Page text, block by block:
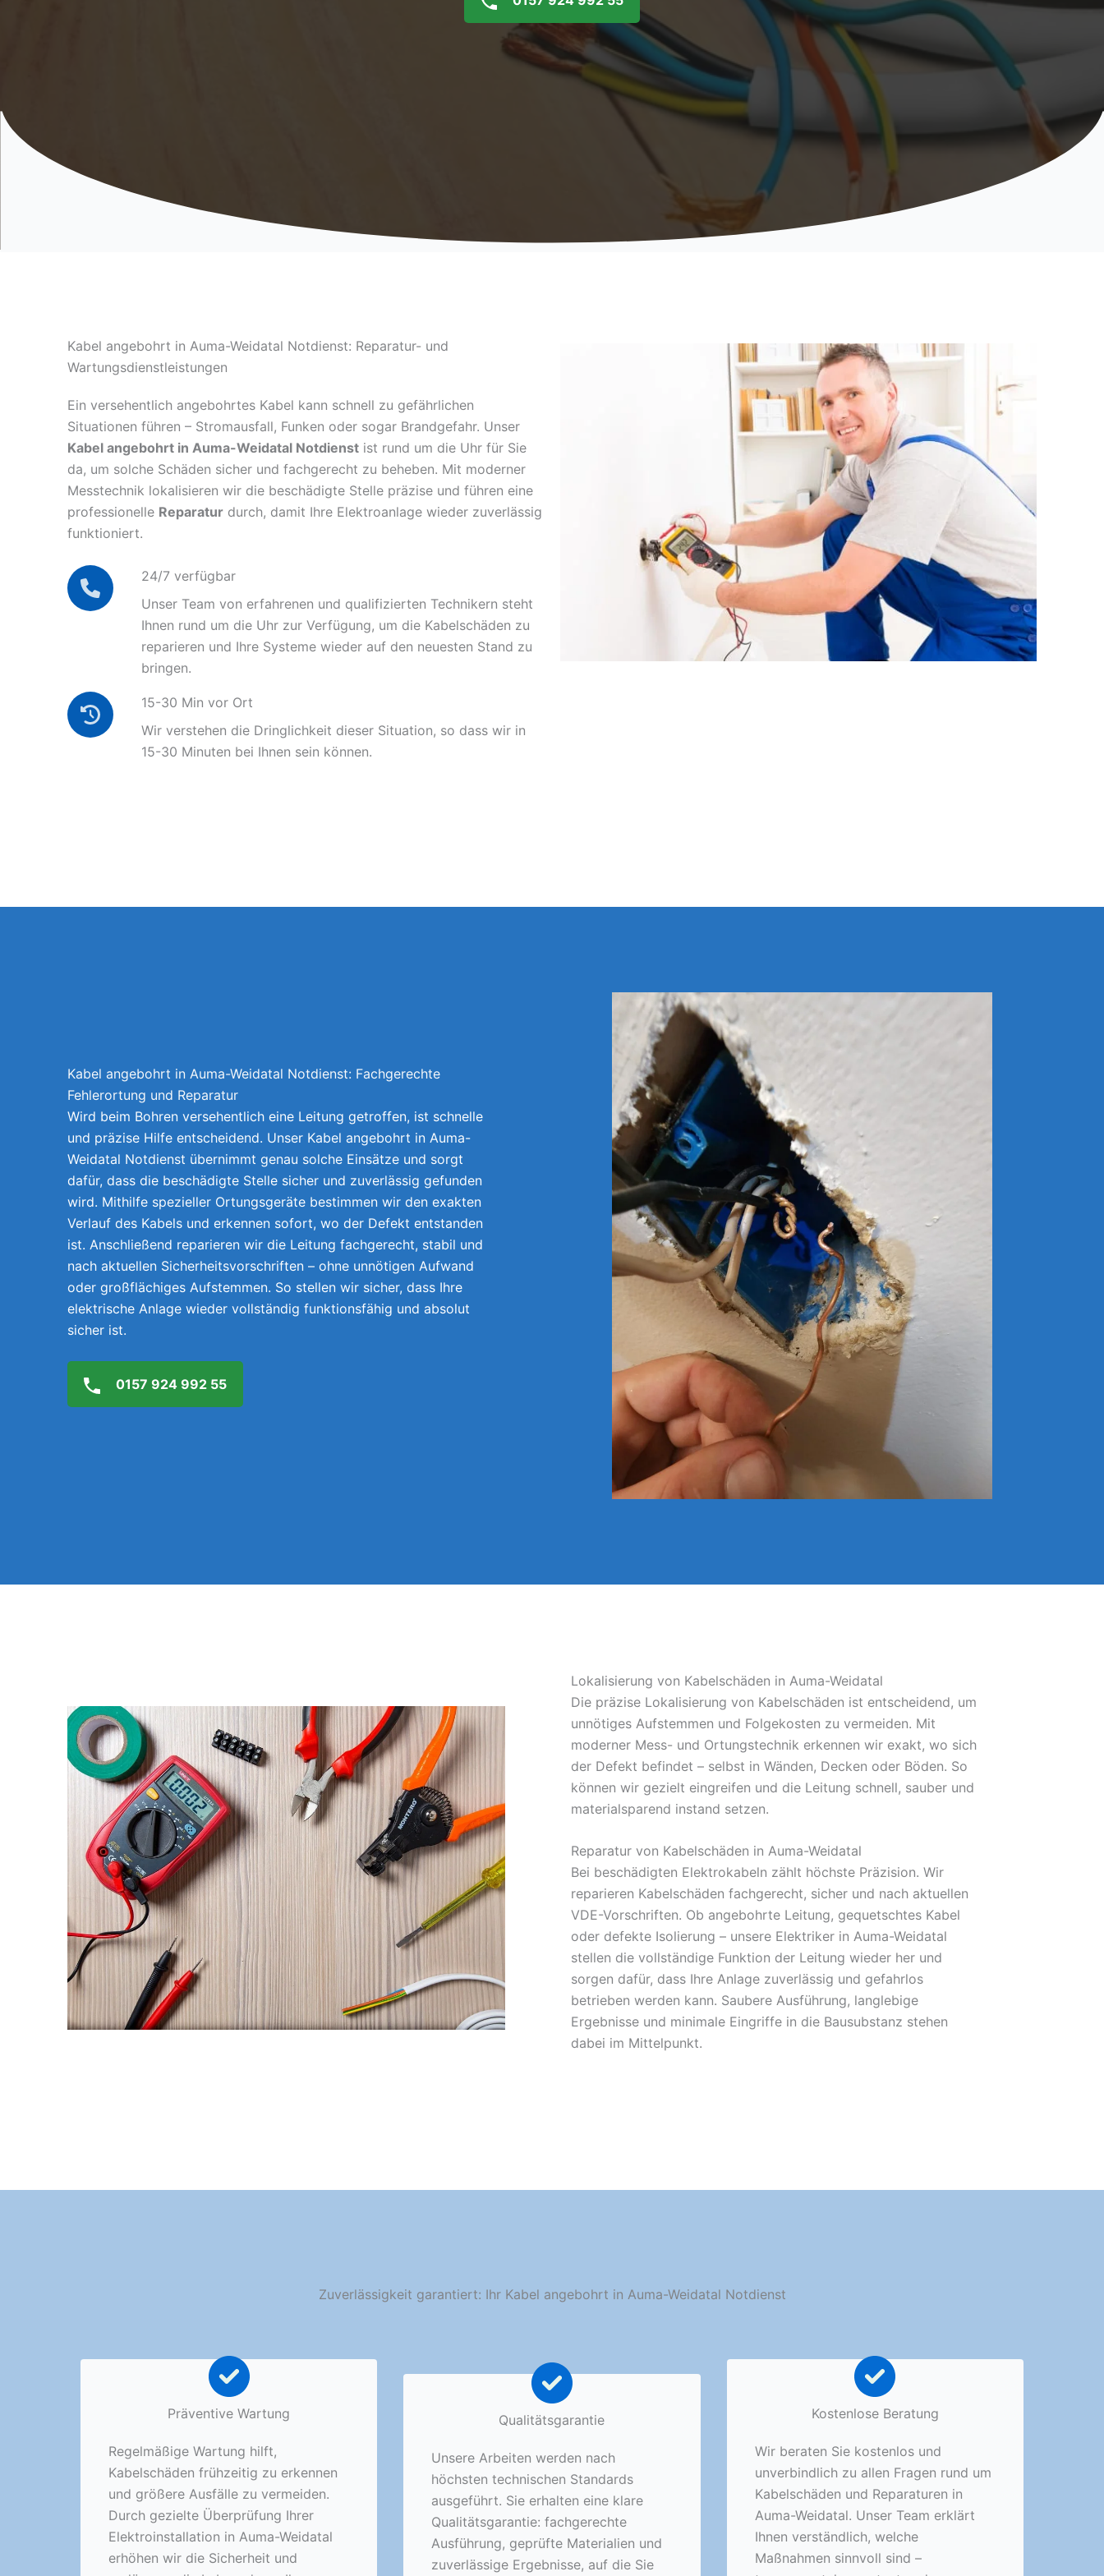
Kabel angebohrt in Auma-Weidatal Notdienst: Reparatur- und
Wartungsdienstleistungen
Ein versehentlich angebohrtes Kabel kann schnell zu gefährlichen
Situationen führen – Stromausfall, Funken oder sogar Brandgefahr. Unser
Kabel angebohrt in Auma-Weidatal Notdienst ist rund um die Uhr für Sie
da, um solche Schäden sicher und fachgerecht zu beheben. Mit moderner
Messtechnik lokalisieren wir die beschädigte Stelle präzise und führen eine
professionelle Reparatur durch, damit Ihre Elektroanlage wieder zuverlässig
funktioniert.
24/7 verfügbar
Unser Team von erfahrenen und qualifizierten Technikern steht
Ihnen rund um die Uhr zur Verfügung, um die Kabelschäden zu
reparieren und Ihre Systeme wieder auf den neuesten Stand zu
bringen.
15-30 Min vor Ort
Wir verstehen die Dringlichkeit dieser Situation, so dass wir in
15-30 Minuten bei Ihnen sein können.
Kabel angebohrt in Auma-Weidatal Notdienst: Fachgerechte
Fehlerortung und Reparatur
Wird beim Bohren versehentlich eine Leitung getroffen, ist schnelle
und präzise Hilfe entscheidend. Unser Kabel angebohrt in Auma-
Weidatal Notdienst übernimmt genau solche Einsätze und sorgt
dafür, dass die beschädigte Stelle sicher und zuverlässig gefunden
wird. Mithilfe spezieller Ortungsgeräte bestimmen wir den exakten
Verlauf des Kabels und erkennen sofort, wo der Defekt entstanden
ist. Anschließend reparieren wir die Leitung fachgerecht, stabil und
nach aktuellen Sicherheitsvorschriften – ohne unnötigen Aufwand
oder großflächiges Aufstemmen. So stellen wir sicher, dass Ihre
elektrische Anlage wieder vollständig funktionsfähig und absolut
sicher ist.
0157 924 992 55
Lokalisierung von Kabelschäden in Auma-Weidatal
Die präzise Lokalisierung von Kabelschäden ist entscheidend, um
unnötiges Aufstemmen und Folgekosten zu vermeiden. Mit
moderner Mess- und Ortungstechnik erkennen wir exakt, wo sich
der Defekt befindet – selbst in Wänden, Decken oder Böden. So
können wir gezielt eingreifen und die Leitung schnell, sauber und
materialsparend instand setzen.
Reparatur von Kabelschäden in Auma-Weidatal
Bei beschädigten Elektrokabeln zählt höchste Präzision. Wir
reparieren Kabelschäden fachgerecht, sicher und nach aktuellen
VDE-Vorschriften. Ob angebohrte Leitung, gequetschtes Kabel
oder defekte Isolierung – unsere Elektriker in Auma-Weidatal
stellen die vollständige Funktion der Leitung wieder her und
sorgen dafür, dass Ihre Anlage zuverlässig und gefahrlos
betrieben werden kann. Saubere Ausführung, langlebige
Ergebnisse und minimale Eingriffe in die Bausubstanz stehen
dabei im Mittelpunkt.
Zuverlässigkeit garantiert: Ihr Kabel angebohrt in Auma-Weidatal Notdienst
Präventive Wartung
Regelmäßige Wartung hilft,
Kabelschäden frühzeitig zu erkennen
und größere Ausfälle zu vermeiden.
Durch gezielte Überprüfung Ihrer
Elektroinstallation in Auma-Weidatal
erhöhen wir die Sicherheit und
Qualitätsgarantie
Unsere Arbeiten werden nach
höchsten technischen Standards
ausgeführt. Sie erhalten eine klare
Qualitätsgarantie: fachgerechte
Ausführung, geprüfte Materialien und
zuverlässige Ergebnisse, auf die Sie
Kostenlose Beratung
Wir beraten Sie kostenlos und
unverbindlich zu allen Fragen rund um
Kabelschäden und Reparaturen in
Auma-Weidatal. Unser Team erklärt
Ihnen verständlich, welche
Maßnahmen sinnvoll sind –